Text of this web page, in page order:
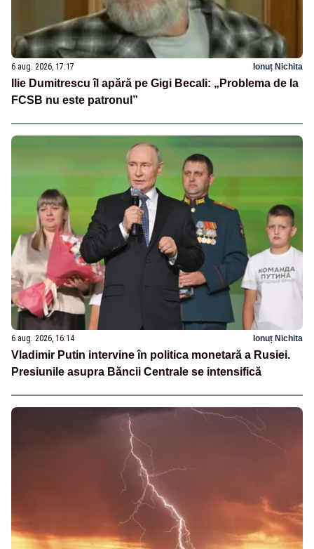
6 aug. 2026, 17:17 Ionuț Nichita
Ilie Dumitrescu îl apără pe Gigi Becali: „Problema de la
FCSB nu este patronul”
6 aug. 2026, 16:14 Ionuț Nichita
Vladimir Putin intervine în politica monetară a Rusiei.
Presiunile asupra Băncii Centrale se intensifică